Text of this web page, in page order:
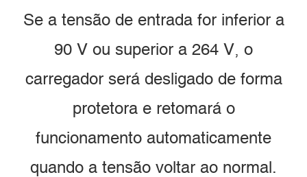
Se a tensão de entrada for inferior a
90 V ou superior a 264 V, o
carregador será desligado de forma
protetora e retomará o
funcionamento automaticamente
quando a tensão voltar ao normal.